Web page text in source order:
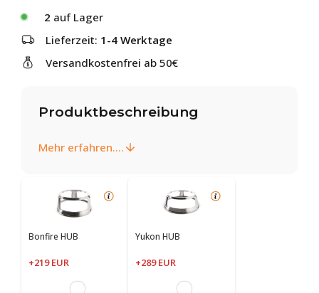
2 auf Lager
Lieferzeit: 1-4 Werktage
Versandkostenfrei ab 50€
Produktbeschreibung
Mehr erfahren....
Bonfire HUB
+219 EUR
Yukon HUB
+289 EUR